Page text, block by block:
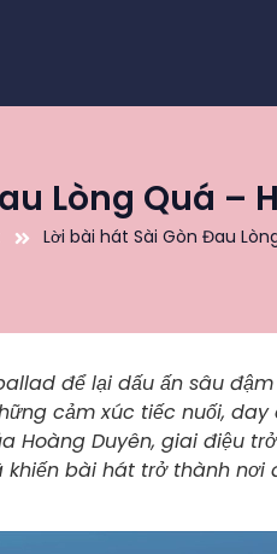
Lòng Quá –
Lời bài hát Sài Gòn Đau
để lại dấu ấn sâu
cảm xúc tiếc nuối,
Hoàng Duyên, giai điệu
bài hát trở thành nơi